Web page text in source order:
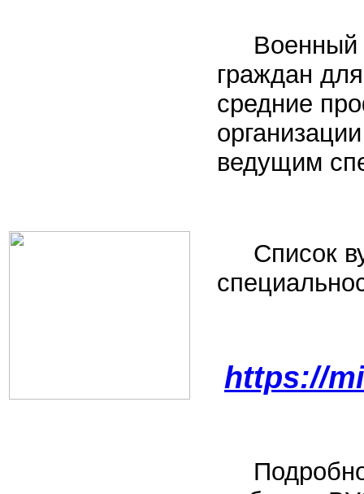
Военный
граждан
средние
ведущим
Список
https://